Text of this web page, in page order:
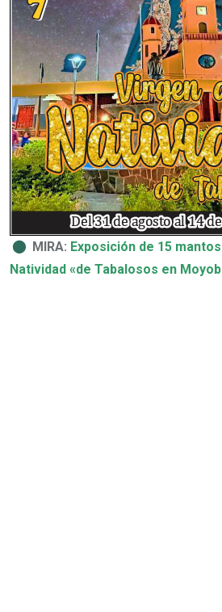
⬤ MIRA: Exposición de 15
Natividad «de Tabalosos en